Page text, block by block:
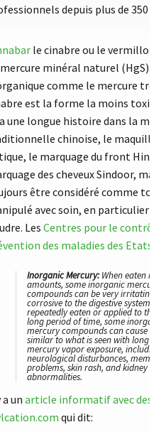
depuis plus de 350
le cinabre ou le vermillon
minéral naturel (HgS).
comme le mercure
est la forme la moins
une longue histoire dans la
chinoise, le
le marquage du front Hindu
des cheveux Sindoor,
être considéré comme
avec soin, en particulier
LesCentres pour le contrôle
des maladies des Etats-
Inorganic Mercury:When eaten in
amounts, some inorganic mercury
compounds can be very irritating
corrosive to the digestive system. If
repeatedly eaten or applied to the
long period of time, some inorganic
mercury compounds can cause
similar to what is seen with long
mercury vapor exposure, including
neurological disturbances, memory
problems, skin rash, and kidney
abnormalities.
a unarticle informatif avec des
qui dit: